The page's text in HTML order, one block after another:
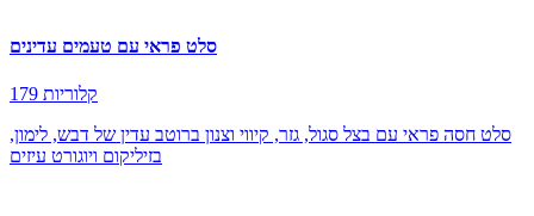
סלט פראי עם טעמים עדינים
179 קלוריות
סלט חסה פראי עם בצל סגול, גזר, קיווי וצנון ברוטב עדין של דבש, לימון,
בזיליקום ויוגורט עיזים